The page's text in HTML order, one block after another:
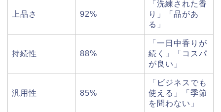
上品さ 92%
「洗練された香
り」「品があ
る」
持続性 88%
「一日中香りが
続く」「コスパ
が良い」
汎用性 85%
「ビジネスでも
使える」「季節
を問わない」